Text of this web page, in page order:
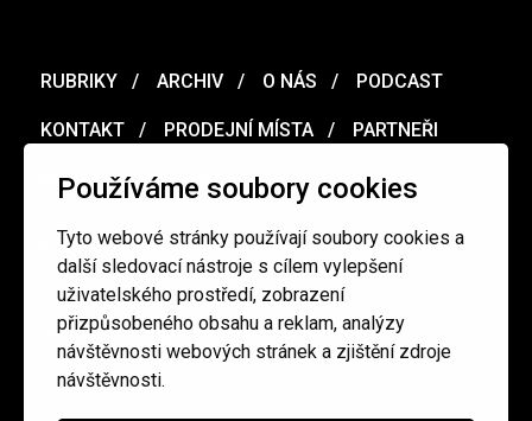
Používáme soubory cookies
Tyto webové stránky používají soubory cookies a
další sledovací nástroje s cílem vylepšení
uživatelského prostředí, zobrazení
přizpůsobeného obsahu a reklam, analýzy
návštěvnosti webových stránek a zjištění zdroje
návštěvnosti.
RUBRIKY ARCHIV O NÁS PODCAST
KONTAKT PRODEJNÍ MÍSTA PARTNEŘI
MERCH VOUCHER
Ochrana osobních údajů / Obchodní podmínky
redakce@cinepur.cz